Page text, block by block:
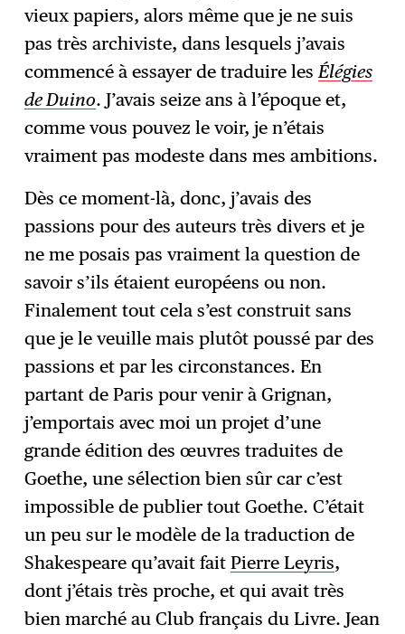
vieux papiers, alors même que je ne suis
pas très archiviste, dans lesquels j’avais
commencé à essayer de traduire lesÉlégies
de Duino. J’avais seize ans à l’époque et,
comme vous pouvez le voir, je n’étais
vraiment pas modeste dans mes ambitions.
Dès ce moment-là, donc, j’avais des
passions pour des auteurs très divers et je
ne me posais pas vraiment la question de
savoir s’ils étaient européens ou non.
Finalement tout cela s’est construit sans
que je le veuille mais plutôt poussé par des
passions et par les circonstances. En
partant de Paris pour venir à Grignan,
j’emportais avec moi un projet d’une
grande édition des œuvres traduites de
Goethe, une sélection bien sûr car c’est
impossible de publier tout Goethe. C’était
un peu sur le modèle de la traduction de
Shakespeare qu’avait faitPierre Leyris,
dont j’étais très proche, et qui avait très
bien marché au Club français du Livre. Jean